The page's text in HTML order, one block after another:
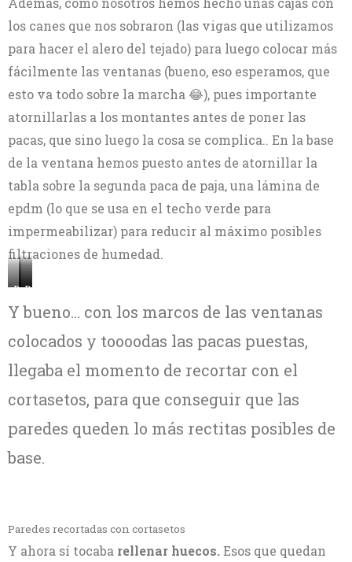
los canes que nos sobraron (las vigas que utilizamos
para hacer el alero del tejado) para luego colocar más
fácilmente las ventanas (bueno, eso esperamos, que
esto va todo sobre la marcha 😂), pues importante
atornillarlas a los montantes antes de poner las
pacas, que sino luego la cosa se complica.. En la base
de la ventana hemos puesto antes de atornillar la
tabla sobre la segunda paca de paja, una lámina de
epdm (lo que se usa en el techo verde para
impermeabilizar) para reducir al máximo posibles
filtraciones de humedad.
Detalle
de
tabla
y
bajo
+
Cuadrando
el
marco
de
ventanas
Detalle
lateral
del
marco
las
Y bueno… con los marcos de las ventanas
colocados y toooodas las pacas puestas,
llegaba el momento de recortar con el
cortasetos, para que conseguir que las
paredes queden lo más rectitas posibles de
base.
Paredes recortadas con cortasetos
Y ahora sí tocaba rellenar huecos.Esos que quedan